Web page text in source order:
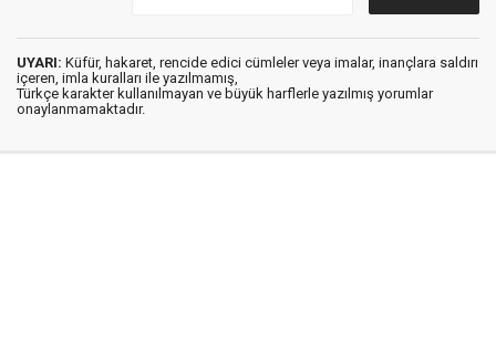
UYARI: Küfür, hakaret, rencide edici cümleler veya imalar, inançlara saldırı
içeren, imla kuralları ile yazılmamış,
Türkçe karakter kullanılmayan ve büyük harflerle yazılmış yorumlar
onaylanmamaktadır.